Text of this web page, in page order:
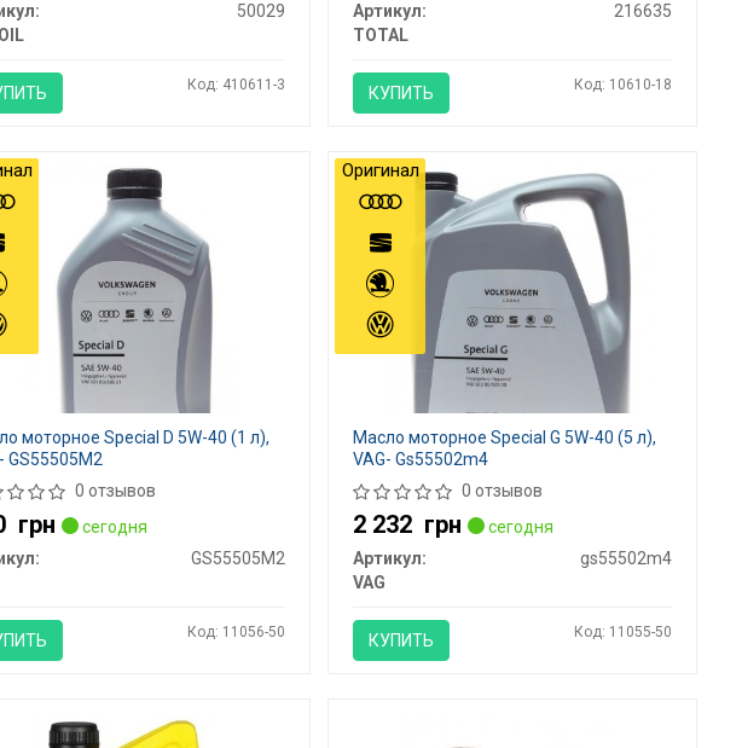
50029
Код: 410611-3
Артикул:
216635
TOTAL
КУПИТЬ Код: 10610-18
моторное Special D 5W-40 (1 л),
GS55505M2
0 отзывов
грн
сегодня
GS55505M2
Код: 11056-50
Масло моторное Special G 5W-40 (5 л),
VAG- Gs55502m4
0 отзывов
2 232 грн
сегодня
Артикул:
gs55502m4
VAG
КУПИТЬ Код: 11055-50
Оригинал